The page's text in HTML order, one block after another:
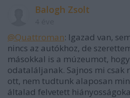
Balogh Zsolt
@Quattroman: Igazad van,
nincs az autókhoz, de
másokkal is a múzeumot,
odataláljanak. Sajnos mi
ott, nem tudtunk alaposan
általad felvetett